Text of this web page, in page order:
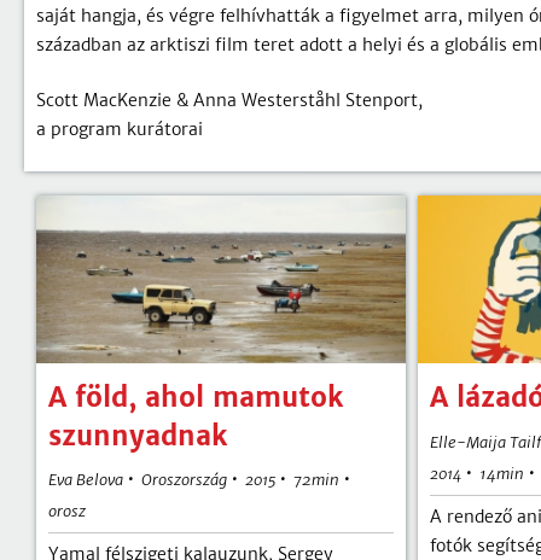
saját hangja, és végre felhívhatták a figyelmet arra, milyen
században az arktiszi film teret adott a helyi és a globális
Scott MacKenzie & Anna Westerståhl Stenport,
a program kurátorai
A föld, ahol mamutok
szunnyadnak
Eva Belova • Oroszország • 2015 • 72min •
orosz
Yamal félszigeti kalauzunk, Sergey
A
Elle-Maija
2014 • 14min •
A rendező
fotók